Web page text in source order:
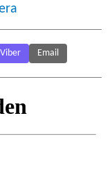
Viber Email